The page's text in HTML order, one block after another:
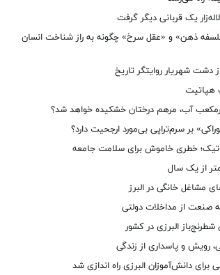
یک قربانی دیگر گرفت
ذهن» و «عقل سرخ» چگونه به راز شناخت انسان
شهریار روایتگر تاریخ
هپاتیت
آب، مرهم درختان خشکیده خواهد شد؟
بر سرم‌تراپی بی‌مورد ارجحیت دارد؟
خطری خاموش برای سلامت جامعه
از یک سال
مشاغل خانگی در البرز
شطرنج‌باز البرزی در کشور
رویش و پاسداری از زندگی